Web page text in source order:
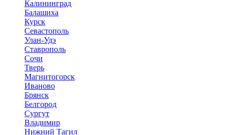
Калининград
Балашиха
Курск
Севастополь
Улан-Удэ
Ставрополь
Сочи
Тверь
Магнитогорск
Иваново
Брянск
Белгород
Сургут
Владимир
Нижний Тагил